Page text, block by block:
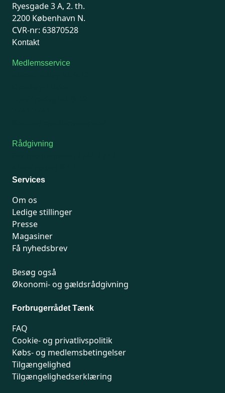
Ryesgade 3 A, 2. th.
2200 København N.
CVR-nr: 63870528
Kontakt
Medlemsservice
Rådgivning
Services
Om os
Ledige stillinger
Presse
Magasiner
Få nyhedsbrev
Besøg også
Økonomi- og gældsrådgivning
Forbrugerrådet Tænk
FAQ
Cookie- og privatlivspolitik
Købs- og medlemsbetingelser
Tilgængelighed
Tilgængelighedserklæring